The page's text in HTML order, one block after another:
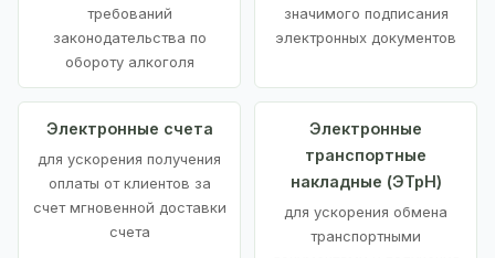
требований
законодательства по
обороту алкоголя
значимого подписания
электронных документов
Электронные счета
для ускорения получения
оплаты от клиентов за
счет мгновенной доставки
счета
Электронные
транспортные
накладные (ЭТрН)
для ускорения обмена
транспортными